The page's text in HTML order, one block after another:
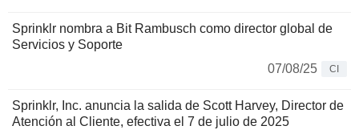
Sprinklr nombra a Bit Rambusch como director global de
Servicios y Soporte
07/08/25
CI
Sprinklr, Inc. anuncia la salida de Scott Harvey, Director de
Atención al Cliente, efectiva el 7 de julio de 2025